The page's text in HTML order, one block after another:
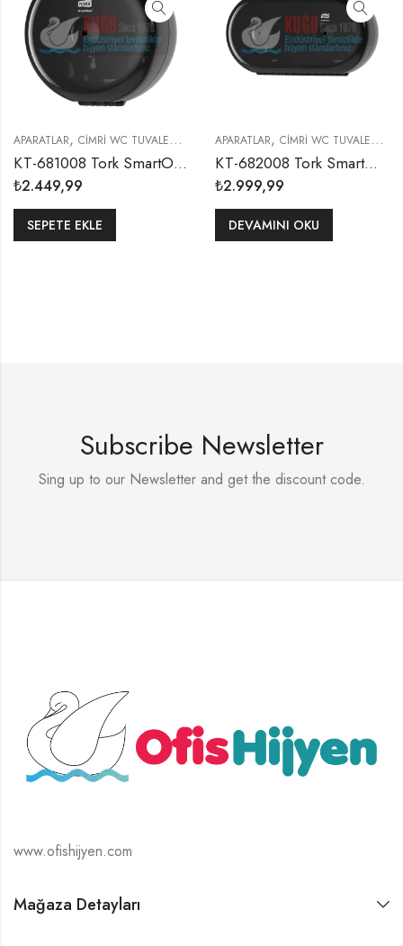
APARATLAR, CIMRI WC TUVALET KAĞITLIKLARI ,WC TUVALET KAĞITLIKLARI
KT-681008 Tork SmartOne® T9 Sistem Siyah Mini Cimri İçten Çekmeli Tuvalet Rulosu Dispenseri
₺2.449,99
SEPETE EKLE
APARATLAR, CIMRI WC TUVALET KAĞITLIKLARI
KT-682008 Tork SmartOne® Twin T9 Sistem Siyah Mini Cimri İçten Çekmeli Yedek Bekletmeli WC Tuvalet Kağıdı Dispenseri
₺2.999,99
DEVAMINI OKU
Subscribe Newsletter
Sing up to our Newsletter and get the discount code.
www.ofishijyen.com
Mağaza Detayları